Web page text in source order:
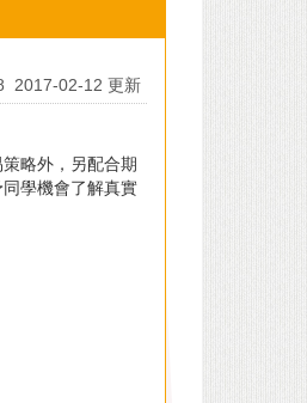
2017-02-12 更新
略外，另配合期
學機會了解真實